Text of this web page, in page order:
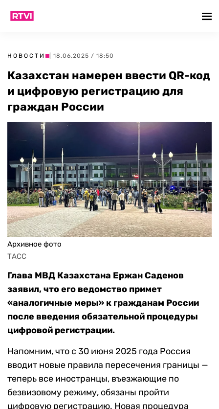
НОВОСТИ | 18.06.2025 / 18:50
Казахстан намерен ввести QR-код
и цифровую регистрацию для
граждан России
Архивное фото
ТАСС
Глава МВД Казахстана Ержан Саденов
заявил, что его ведомство примет
«аналогичные меры» к гражданам России
после введения обязательной процедуры
цифровой регистрации.
Напомним, что с 30 июня 2025 года Россия
вводит новые правила пересечения границы —
теперь все иностранцы, въезжающие по
безвизовому режиму, обязаны пройти
цифровую регистрацию. Новая процедура